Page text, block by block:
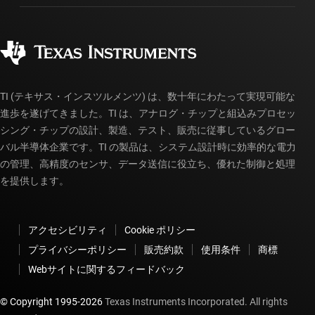
製造
myTI アカウントの FAQ
ご注文に関する FAQ
TI (テキサス・インスツルメンツ) は、数十年にわたって実現可能な
進歩を遂げてきました。TI は、アナログ・チップと組込みプロセッ
シング・チップの設計、製造、テスト、販売に従事しているグロー
バル半導体企業です。TI の製品は、システム設計時に効率的な電力
の管理、高精度のセンサ、データ送信に役立ち、優れた制御と処理
を提供します。
アクセシビリティ
Cookie ポリシー
プライバシーポリシー
販売約款 使用条件
商標
Webサイトに関するフィードバック
© Copyright 1995-2026Texas Instruments Incorporated. All rights